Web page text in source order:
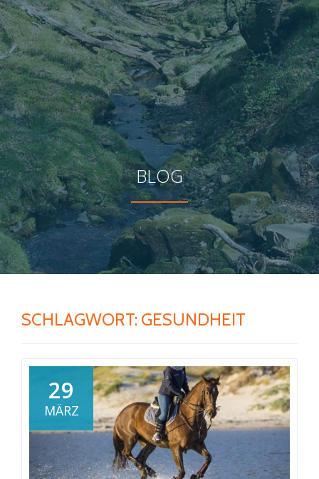
BLOG
SCHLAGWORT: GESUNDHEIT
29
MÄRZ